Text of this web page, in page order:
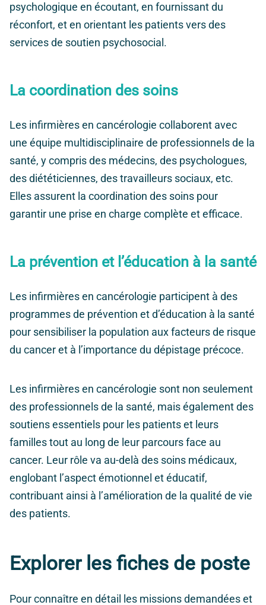
psychologique en écoutant, en fournissant du
réconfort, et en orientant les patients vers des
services de soutien psychosocial.
La coordination des soins
Les infirmières en cancérologie collaborent avec
une équipe multidisciplinaire de professionnels de la
santé, y compris des médecins, des psychologues,
des diététiciennes, des travailleurs sociaux, etc.
Elles assurent la coordination des soins pour
garantir une prise en charge complète et efficace.
La prévention et l’éducation à la santé
Les infirmières en cancérologie participent à des
programmes de prévention et d’éducation à la santé
pour sensibiliser la population aux facteurs de risque
du cancer et à l’importance du dépistage précoce.
Les infirmières en cancérologie sont non seulement
des professionnels de la santé, mais également des
soutiens essentiels pour les patients et leurs
familles tout au long de leur parcours face au
cancer. Leur rôle va au-delà des soins médicaux,
englobant l’aspect émotionnel et éducatif,
contribuant ainsi à l’amélioration de la qualité de vie
des patients.
Explorer les fiches de poste
Pour connaître en détail les missions demandées et